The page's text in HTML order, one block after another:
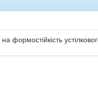
формостійкість